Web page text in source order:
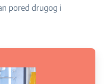
pored drugog i